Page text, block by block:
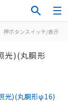
押ボタンスイッチ/表示灯
光)(丸胴形
光)(丸胴形φ16)